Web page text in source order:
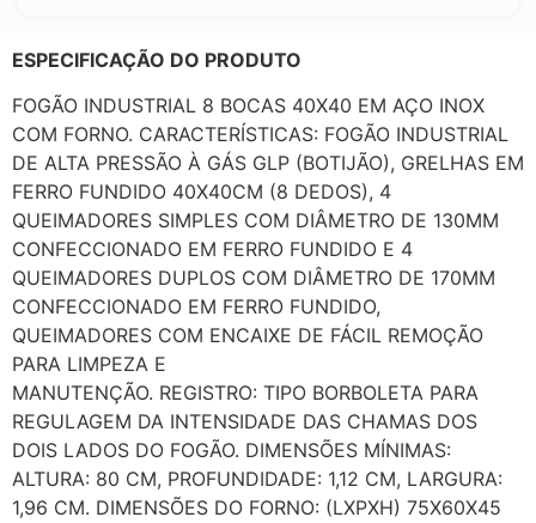
ESPECIFICAÇÃO DO PRODUTO
FOGÃO INDUSTRIAL 8 BOCAS 40X40 EM AÇO INOX
COM FORNO. CARACTERÍSTICAS: FOGÃO INDUSTRIAL
DE ALTA PRESSÃO À GÁS GLP (BOTIJÃO), GRELHAS EM
FERRO FUNDIDO 40X40CM (8 DEDOS), 4
QUEIMADORES SIMPLES COM DIÂMETRO DE 130MM
CONFECCIONADO EM FERRO FUNDIDO E 4
QUEIMADORES DUPLOS COM DIÂMETRO DE 170MM
CONFECCIONADO EM FERRO FUNDIDO,
QUEIMADORES COM ENCAIXE DE FÁCIL REMOÇÃO
PARA LIMPEZA E
MANUTENÇÃO. REGISTRO: TIPO BORBOLETA PARA
REGULAGEM DA INTENSIDADE DAS CHAMAS DOS
DOIS LADOS DO FOGÃO. DIMENSÕES MÍNIMAS:
ALTURA: 80 CM, PROFUNDIDADE: 1,12 CM, LARGURA:
1,96 CM. DIMENSÕES DO FORNO: (LXPXH) 75X60X45